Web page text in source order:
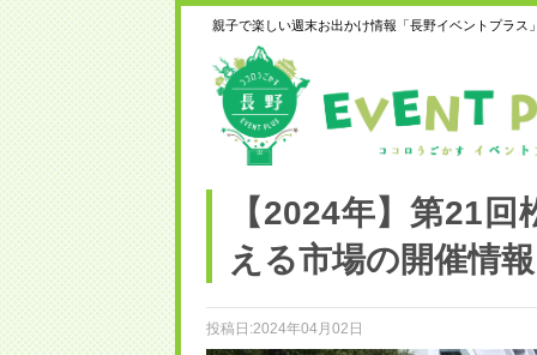
親子で楽しい週末お出かけ情報「長野イベントプラス
【2024年】第21
える市場の開催情
投稿日:2024年04月02日